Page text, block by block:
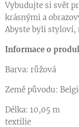
Vybudujte si svět
krásnými a
Abyste byli styloví,
Informace o
Barva: růžová
Země původu:
Délka: 10,05
textilie